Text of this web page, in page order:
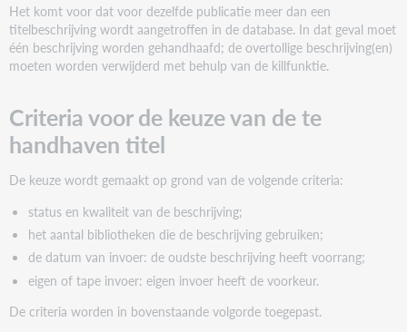
de
te
handhaven
titel
Het komt voor dat voor dezelfde publicatie meer dan een
titelbeschrijving wordt aangetroffen in de database. In dat geval moet
één beschrijving worden gehandhaafd; de overtollige beschrijving(en)
moeten worden verwijderd met behulp van de killfunktie.
Criteria voor de keuze van de te
handhaven titel
De keuze wordt gemaakt op grond van de volgende criteria:
status en kwaliteit van de beschrijving;
het aantal bibliotheken die de beschrijving gebruiken;
de datum van invoer: de oudste beschrijving heeft voorrang;
eigen of tape invoer: eigen invoer heeft de voorkeur.
De criteria worden in bovenstaande volgorde toegepast.